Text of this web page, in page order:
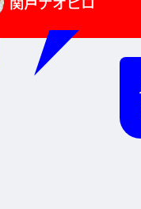
関戸ナオヒロ